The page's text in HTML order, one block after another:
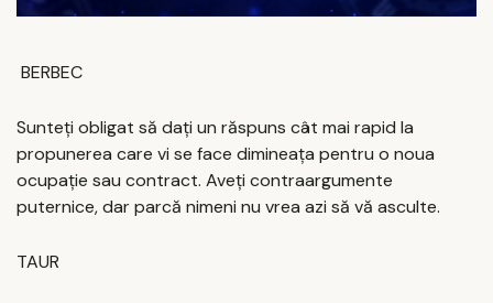
BERBEC
Sunteți obligat să dați un răspuns cât mai rapid la
propunerea care vi se face dimineața pentru o noua
ocupație sau contract. Aveți contraargumente
puternice, dar parcă nimeni nu vrea azi să vă asculte.
TAUR